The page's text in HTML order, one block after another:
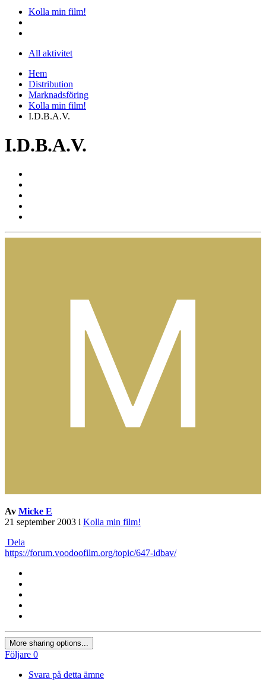
Kolla min film!
All aktivitet
Hem
Distribution
Marknadsföring
Kolla min film!
I.D.B.A.V.
I.D.B.A.V.
Av Micke E
21 september 2003 i Kolla min film!
Dela
https://forum.voodoofilm.org/topic/647-idbav/
More sharing options...
Följare 0
Svara på detta ämne